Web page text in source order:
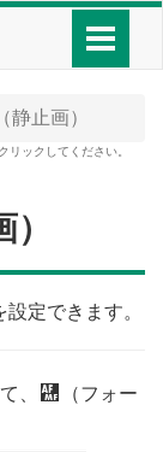
止画）
リックしてください。
定できます。
、 G
（フォー